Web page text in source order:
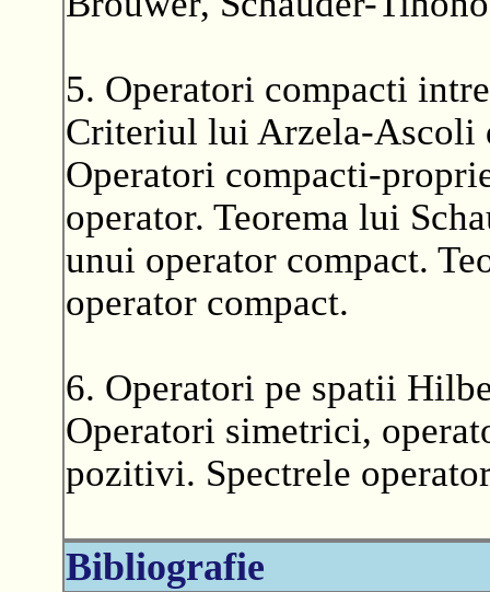
5. Operatori compacti
Criteriul lui Arzela-Ascoli
Operatori compacti-
operator. Teorema lui
unui operator compact.
operator compact.
6. Operatori pe spatii
Operatori simetrici,
pozitivi. Spectrele
Bibliografie